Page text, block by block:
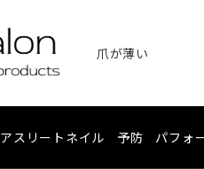
爪が薄い
アスリートネイル 予防 パフォ